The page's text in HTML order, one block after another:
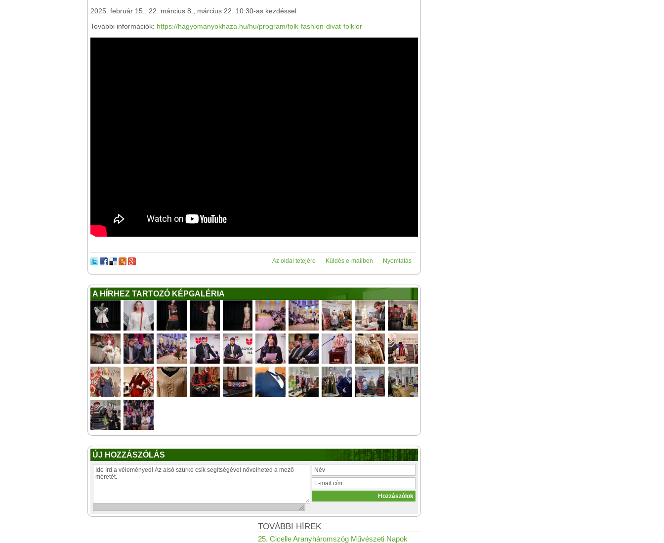
2025. február 15., 22. március 8., március 22. 10:30-as kezdéssel
További információk: https://hagyomanyokhaza.hu/hu/program/folk-fashion-divat-folklor
Nyomtatás
Küldés e-mailben
Az oldal tetejére
A HÍRHEZ TARTOZÓ KÉPGALÉRIA
ÚJ HOZZÁSZÓLÁS
TOVÁBBI HÍREK
25. Cicelle Aranyháromszög Művészeti Napok